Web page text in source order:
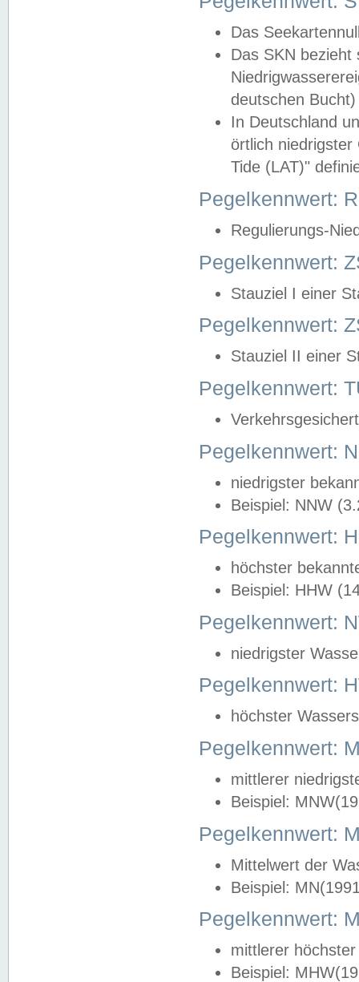
Das
Das SKN
deutschen
In Deutschland
örtlich
Tide (LAT)"
Pegelkennwert:
Regulierungs-
Pegelkennwert:
Stauziel I einer
Pegelkennwert:
Stauziel II einer
Pegelkennwert:
Pegelkennwert:
niedrigster
Beispiel: NNW
Pegelkennwert:
höchster
Beispiel: HHW
Pegelkennwert:
niedrigster
Pegelkennwert:
höchster
Pegelkennwert:
mittlerer
Beispiel:
Pegelkennwert:
Mittelwert der
Beispiel:
Pegelkennwert:
mittlerer
Beispiel: